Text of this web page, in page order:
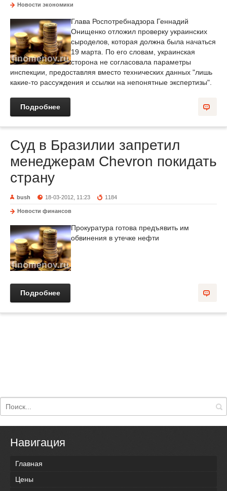
Новости экономики
Глава Роспотребнадзора Геннадий
Онищенко отложил проверку украинских
сыроделов, которая должна была начаться
19 марта. По его словам, украинская
сторона не согласовала параметры
инспекции, предоставляя вместо технических данных "лишь
какие-то рассуждения и ссылки на непонятные экспертизы".
Подробнее
Суд в Бразилии запретил
менеджерам Chevron покидать
страну
bush 18-03-2012, 11:23 1184
Новости финансов
Прокуратура готова предъявить им
обвинения в утечке нефти
Подробнее
Навигация
Главная
Цены